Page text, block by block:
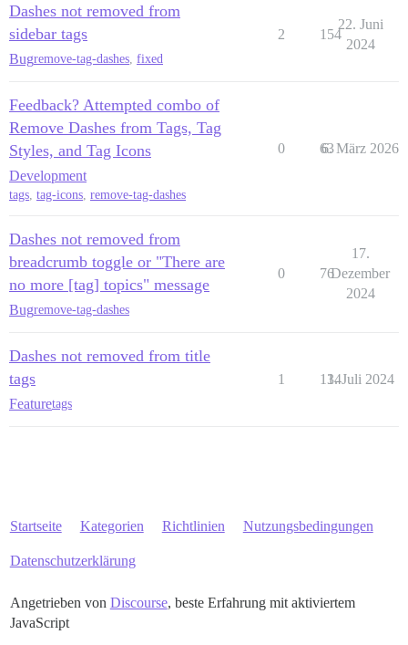
Dashes not removed from
sidebar tags
Bugremove-tag-dashes, fixed
2 154
22. Juni
2024
Feedback? Attempted combo of
Remove Dashes from Tags, Tag
Styles, and Tag Icons
Development
tags tag-icons remove-tag-dashes
0 63
6. März 2026
Dashes not removed from
breadcrumb toggle or "There are
no more [tag] topics" message
Bugremove-tag-dashes
0 76
17.
Dezember
2024
Dashes not removed from title
tags
Featuretags
1 134
1. Juli 2024
Startseite Kategorien Richtlinien Nutzungsbedingungen
Datenschutzerklärung
Angetrieben von Discourse, beste Erfahrung mit aktiviertem
JavaScript